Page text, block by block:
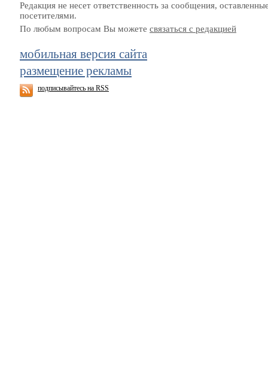
Редакция не несет ответственность за сообщения,
посетителями.
По любым вопросам Вы можете связаться с редакцией
мобильная версия сайта
размещение рекламы
подписывайтесь на RSS